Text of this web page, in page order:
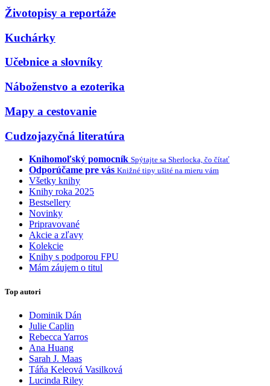
Životopisy a reportáže
Kuchárky
Učebnice a slovníky
Náboženstvo a ezoterika
Mapy a cestovanie
Cudzojazyčná literatúra
Knihomoľský pomocník Spýtajte sa Sherlocka, čo čítať
Odporúčame pre vás Knižné tipy ušité na mieru vám
Všetky knihy
Knihy roka 2025
Bestsellery
Novinky
Pripravované
Akcie a zľavy
Kolekcie
Knihy s podporou FPU
Mám záujem o titul
Top autori
Dominik Dán
Julie Caplin
Rebecca Yarros
Ana Huang
Sarah J. Maas
Táňa Keleová Vasilková
Lucinda Riley